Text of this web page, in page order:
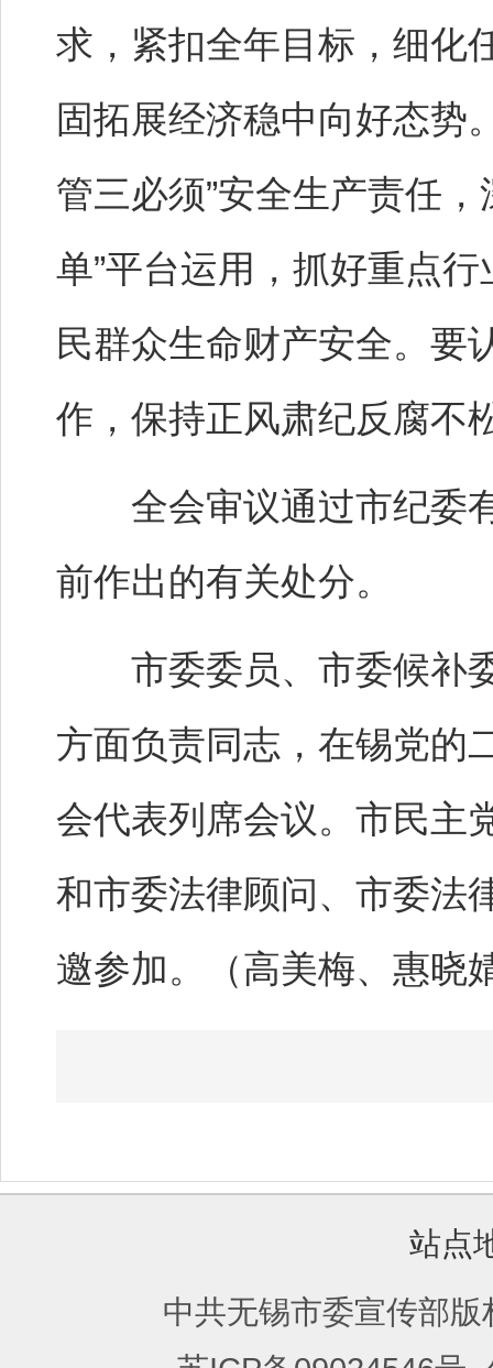
求，紧扣全年目标，细化
固拓展经济稳中向好态势
管三必须”安全生产责任，
单”平台运用，抓好重点
民群众生命财产安全。要
作，保持正风肃纪反腐不
全会审议通过市纪委有
前作出的有关处分。
市委委员、市委候补委
方面负责同志，在锡党的
会代表列席会议。市民主
和市委法律顾问、市委法
邀参加。（高美梅、惠晓
站点
中共无锡市委宣传部